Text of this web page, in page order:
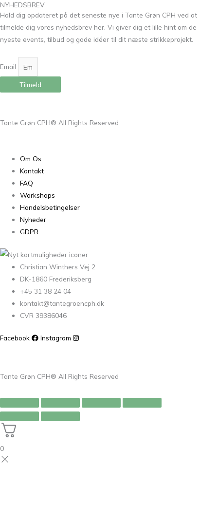
NYHEDSBREV
Hold dig opdateret på det seneste nye i Tante Grøn CPH ved at
tilmelde dig vores nyhedsbrev her. Vi giver dig et lille hint om de
nyeste events, tilbud og gode idéer til dit næste strikkeprojekt.
Email
Tilmeld
Tante Grøn CPH® All Rights Reserved
Om Os
Kontakt
FAQ
Workshops
Handelsbetingelser
Nyheder
GDPR
Christian Winthers Vej 2
DK-1860 Frederiksberg
+45 31 38 24 04
kontakt@tantegroencph.dk
CVR 39386046
Facebook Instagram
Tante Grøn CPH® All Rights Reserved
0